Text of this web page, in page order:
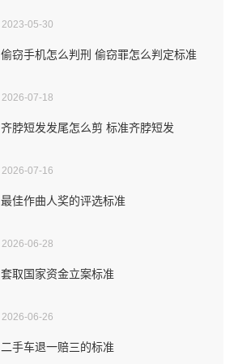
2023-05-30
偷窃手机怎么判刑 偷窃罪怎么判定标准
2026-07-18
齐脖短发发尾怎么剪 标准齐脖短发
2026-07-16
最佳作曲人奖的评选标准
2026-06-28
套取国家资金立案标准
2026-06-26
二手车退一赔三的标准